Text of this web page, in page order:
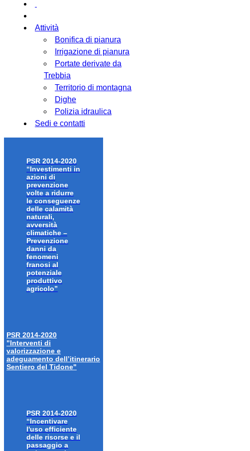
Attività
Bonifica di pianura
Irrigazione di pianura
Portate derivate da
Trebbia
Territorio di montagna
Dighe
Polizia idraulica
Sedi e contatti
PSR 2014-2020
“Investimenti in
azioni di
prevenzione
volte a ridurre
le conseguenze
delle calamità
naturali,
avversità
climatiche –
Prevenzione
danni da
fenomeni
franosi al
potenziale
produttivo
agricolo”
PSR 2014-2020
"Interventi di
valorizzazione e
adeguamento dell’itinerario
Sentiero del Tidone"
PSR 2014-2020
“Incentivare
l'uso efficiente
delle risorse e il
passaggio a